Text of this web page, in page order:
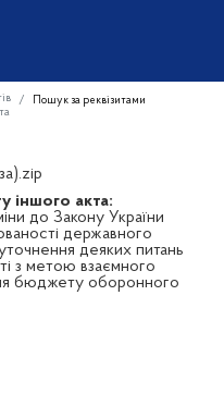
Пошук за реквізитами
іншого акта:
до Закону України
державного
деяких питань
з метою взаємного
бюджету оборонного